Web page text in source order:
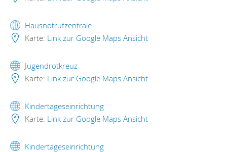
Hausnotrufzentrale
Karte: Link zur Google Maps Ansicht
Jugendrotkreuz
Karte: Link zur Google Maps Ansicht
Kindertageseinrichtung
Karte: Link zur Google Maps Ansicht
Kindertageseinrichtung